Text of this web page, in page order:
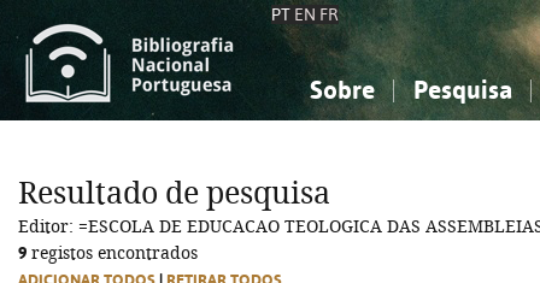
PT EN FR
Sobre Pesquisa
Ciências sociais...
Ciências sociais...
Resultado de pesquisa
Editor: =ESCOLA DE EDUCACAO TEOLOGICA DAS
9 registos encontrados